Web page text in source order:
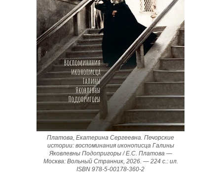
Платова, Екатерина Сергеевна. Печорские
истории: воспоминания иконописца Галины
Яковлевны Подопригоры / Е.С. Платова —
Москва: Вольный Странник, 2026. — 224 с.: ил.
ISBN 978-5-00178-360-2